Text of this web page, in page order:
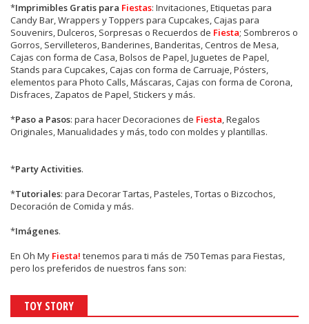
*Imprimibles Gratis para Fiestas: Invitaciones, Etiquetas para
Candy Bar, Wrappers y Toppers para Cupcakes, Cajas para
Souvenirs, Dulceros, Sorpresas o Recuerdos de Fiesta; Sombreros o
Gorros, Servilleteros, Banderines, Banderitas, Centros de Mesa,
Cajas con forma de Casa, Bolsos de Papel, Juguetes de Papel,
Stands para Cupcakes, Cajas con forma de Carruaje, Pósters,
elementos para Photo Calls, Máscaras, Cajas con forma de Corona,
Disfraces, Zapatos de Papel, Stickers y más.
*Paso a Pasos: para hacer Decoraciones de Fiesta , Regalos
Originales, Manualidades y más, todo con moldes y plantillas.
*Party Activities.
*Tutoriales: para Decorar Tartas, Pasteles, Tortas o Bizcochos,
Decoración de Comida y más.
*Imágenes.
En Oh My Fiesta! tenemos para ti más de 750 Temas para Fiestas,
pero los preferidos de nuestros fans son:
TOY STORY